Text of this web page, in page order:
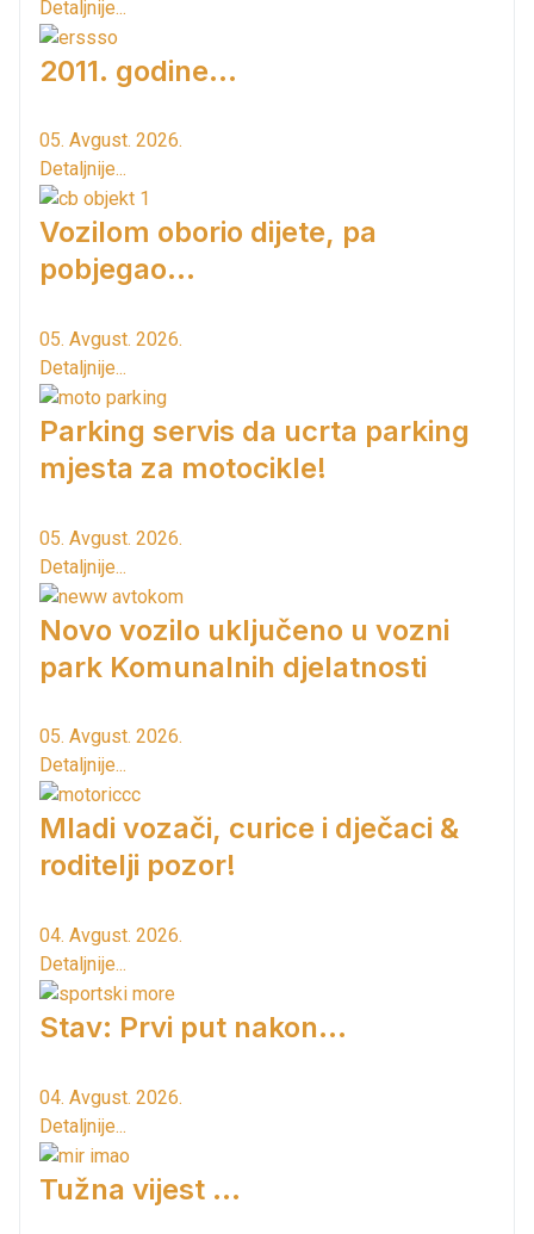
Detaljnije...
2011. godine...
05. Avgust. 2026.
Detaljnije...
Vozilom oborio dijete, pa
pobjegao...
05. Avgust. 2026.
Detaljnije...
Parking servis da ucrta parking
mjesta za motocikle!
05. Avgust. 2026.
Detaljnije...
Novo vozilo uključeno u vozni
park Komunalnih djelatnosti
05. Avgust. 2026.
Detaljnije...
Mladi vozači, curice i dječaci &
roditelji pozor!
04. Avgust. 2026.
Detaljnije...
Stav: Prvi put nakon…
04. Avgust. 2026.
Detaljnije...
Tužna vijest ...